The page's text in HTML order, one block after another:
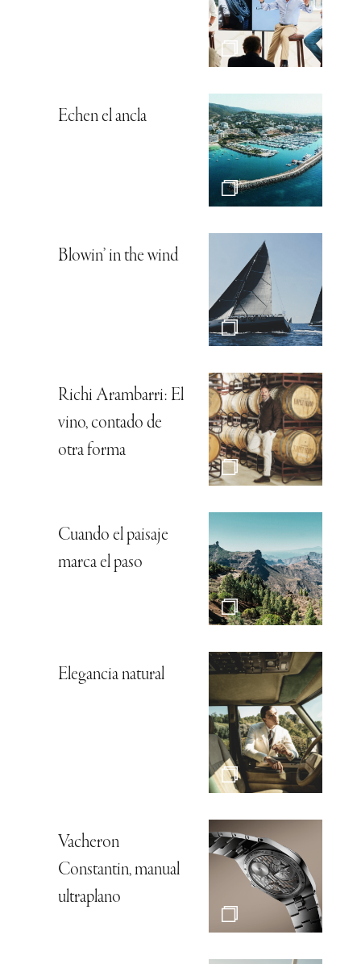
Echen el ancla
Blowin’ in the wind
Richi Arambarri: El
vino, contado de
otra forma
Cuando el paisaje
marca el paso
Elegancia natural
Vacheron
Constantin, manual
ultraplano